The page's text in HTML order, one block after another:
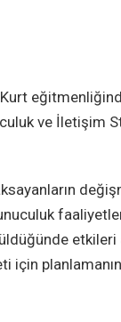
Kurt
ve İletişim
etkileri
için